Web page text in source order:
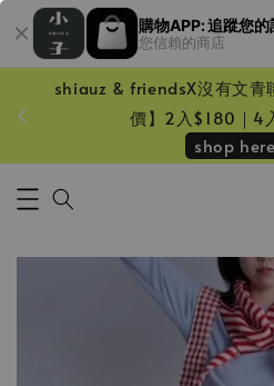
購物APP: 追蹤您的
您信賴的商店
shiauz & friendsX沒有文青
價】2入$180｜4
shop here